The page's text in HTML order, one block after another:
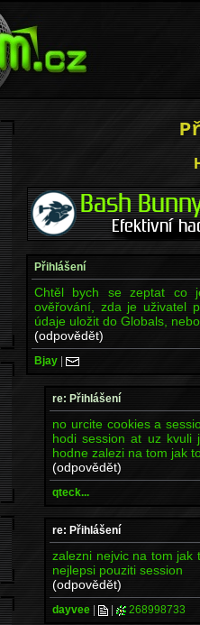
Přihlášení
Chtěl bych se zeptat co
ověřování, zda je uživatel
údaje uložit do Globals,
(odpovědět)
Bjay |
re: Přihlášení
no urcite cookies a
hodi session at uz kvuli
hodne zalezi na tom jak
(odpovědět)
qteck...
re: Přihlášení
zalezni nejvic na tom jak
nejlepsi pouziti session
(odpovědět)
dayvee | | 268998733